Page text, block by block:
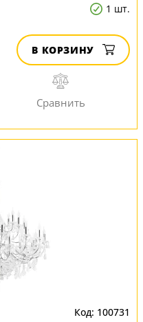
1 шт.
В КОРЗИНУ
100731